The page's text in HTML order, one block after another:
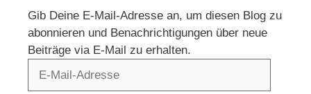
Gib Deine E-Mail-Adresse an, um diesen Blog zu
abonnieren und Benachrichtigungen über neue
Beiträge via E-Mail zu erhalten.